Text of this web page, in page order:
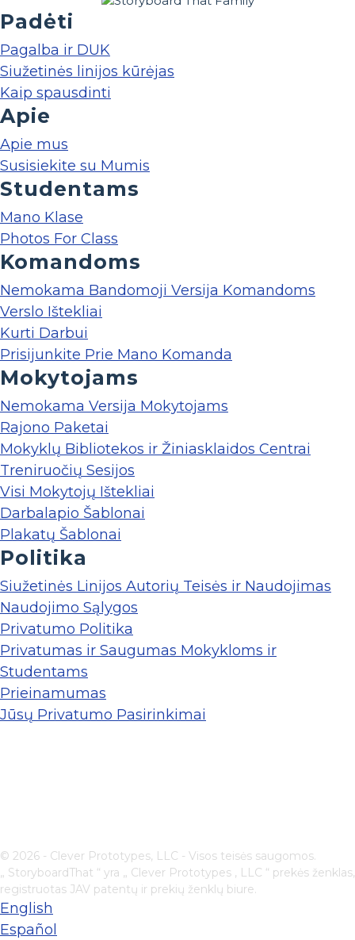
Padėti
Pagalba ir DUK
Siužetinės linijos kūrėjas
Kaip spausdinti
Apie
Apie mus
Susisiekite su Mumis
Studentams
Mano Klase
Photos For Class
Komandoms
Nemokama Bandomoji Versija Komandoms
Verslo Ištekliai
Kurti Darbui
Prisijunkite Prie Mano Komanda
Mokytojams
Nemokama Versija Mokytojams
Rajono Paketai
Mokyklų Bibliotekos ir Žiniasklaidos Centrai
Treniruočių Sesijos
Visi Mokytojų Ištekliai
Darbalapio Šablonai
Plakatų Šablonai
Politika
Siužetinės Linijos Autorių Teisės ir Naudojimas
Naudojimo Sąlygos
Privatumo Politika
Privatumas ir Saugumas Mokykloms ir
Studentams
Prieinamumas
Jūsų Privatumo Pasirinkimai
© 2026 - Clever Prototypes, LLC - Visos teisės saugomos.
„ StoryboardThat “ yra „ Clever Prototypes , LLC “ prekės ženklas,
registruotas JAV patentų ir prekių ženklų biure.
English
Español